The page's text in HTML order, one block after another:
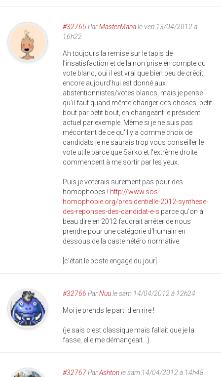
#32765ParMasterManale ven 13/04/2012 à
16h22
Ah toujours la remise sur le tapis de
l'insatisfaction et de la non prise en compte du
vote blanc, oui il est vrai que bien peu de crédit
encore aujourd'hui est donné aux
abstentionnistes/votes blancs, mais je pense
qu'il faut quand même changer des choses, petit
bout par petit bout, en changeant le président
actuel par exemple. Même si je ne suis pas
mécontant de ce qu'il y a comme choix de
candidats je ne saurais trop vous conseiller le
vote utile parce que Sarko et l'extrème droite
commencent à me sortir par les yeux.
Puis je voterais surement pas pour des
homophobes ! http://www.sos-
homophobie.org/presidentielle-2012-synthese-
des-reponses-des-candidat-e-s parce qu'on à
beau dire en 2012 faudrait arrêter de nous
prendre pour une catégorie d'humain en
dessous de la caste hétéro normative.
[c'était le poste engagé du jour]
#32766 ParNuule sam 14/04/2012 à 12h24
Moi je prends le parti d'en rire !
(je sais c'est classique mais fallait que je la
fasse, elle me démangeait...)
#32767ParAshtonle sam 14/04/2012 à 14h48